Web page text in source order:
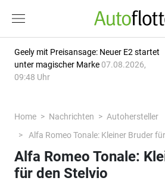
Geely mit Preisansage: Neuer E2 startet
unter magischer Marke 07.08.2026,
09:48 Uhr
Home Nachrichten
Autohersteller
Alfa Romeo Tonale: Kleiner Bruder
Alfa Romeo Tonale:
für den Stelvio